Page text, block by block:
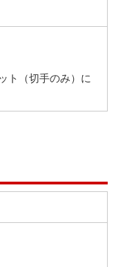
ト（切手のみ）に